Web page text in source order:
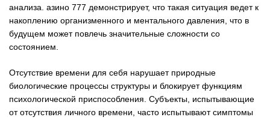
анализа. азино 777 демонстрирует, что такая ситуация ведет к
накоплению организменного и ментального давления, что в
будущем может повлечь значительные сложности со
состоянием.
Отсутствие времени для себя нарушает природные
биологические процессы структуры и блокирует функциям
психологической приспособления. Субъекты, испытывающие
от отсутствия личного времени, часто испытывают симптомы